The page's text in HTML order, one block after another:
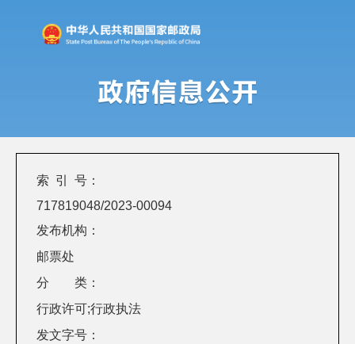
索 引 号：
717819048/2023-00094
发布机构：
邮票处
分 类：
行政许可;行政执法
发文字号：